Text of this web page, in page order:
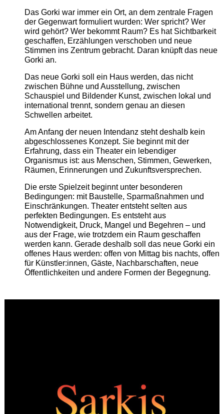
Das Gorki war immer ein Ort, an dem zentrale Fragen
der Gegenwart formuliert wurden: Wer spricht? Wer
wird gehört? Wer bekommt Raum? Es hat Sichtbarkeit
geschaffen, Erzählungen verschoben und neue
Stimmen ins Zentrum gebracht. Daran knüpft das neue
Gorki an.
Das neue Gorki soll ein Haus werden, das nicht
zwischen Bühne und Ausstellung, zwischen
Schauspiel und Bildender Kunst, zwischen lokal und
international trennt, sondern genau an diesen
Schwellen arbeitet.
Am Anfang der neuen Intendanz steht deshalb kein
abgeschlossenes Konzept. Sie beginnt mit der
Erfahrung, dass ein Theater ein lebendiger
Organismus ist: aus Menschen, Stimmen, Gewerken,
Räumen, Erinnerungen und Zukunftsversprechen.
Die erste Spielzeit beginnt unter besonderen
Bedingungen: mit Baustelle, Sparmaßnahmen und
Einschränkungen. Theater entsteht selten aus
perfekten Bedingungen. Es entsteht aus
Notwendigkeit, Druck, Mangel und Begehren – und
aus der Frage, wie trotzdem ein Raum geschaffen
werden kann. Gerade deshalb soll das neue Gorki ein
offenes Haus werden: offen von Mittag bis nachts, offen
für Künstler:innen, Gäste, Nachbarschaften, neue
Öffentlichkeiten und andere Formen der Begegnung.